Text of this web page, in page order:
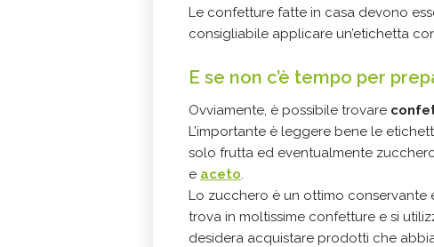
Le confetture fatte in casa devono
consigliabile applicare un’etichetta
E se non c’è tempo per
Ovviamente, è possibile trovare
L’importante è leggere bene le
solo frutta ed eventualmente
e aceto.
Lo zucchero è un ottimo conservante
trova in moltissime confetture e si
desidera acquistare prodotti che